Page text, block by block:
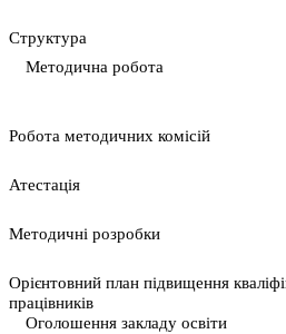
Cтруктура
Методична робота
Pобота методичних комісій
Атестація
Методичні розробки
Орієнтовний план підвищення
працівників
Оголошення закладу освіти